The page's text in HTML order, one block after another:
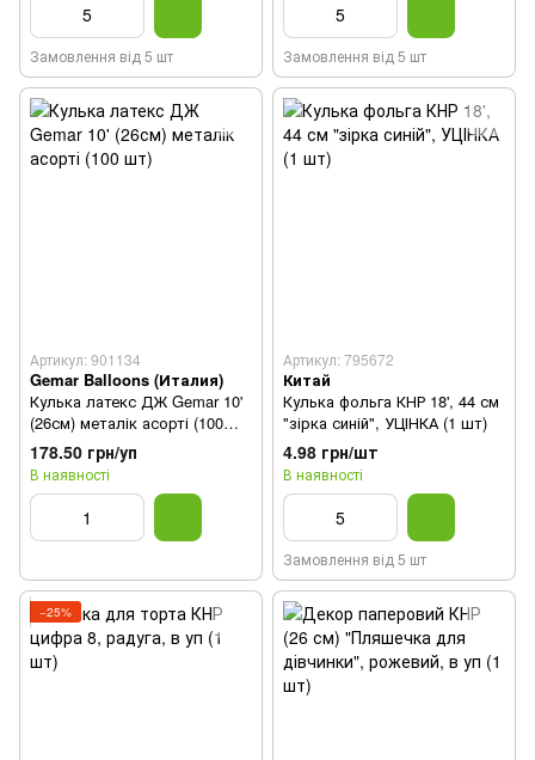
Замовлення від 5 шт Замовлення від 5 шт
Артикул: 901134
Gemar Balloons (Италия)
Кулька латекс ДЖ Gemar 10'
(26см) металік асорті (100
шт)
178.50 грн/уп
В наявності
Артикул: 795672
Китай
Кулька фольга КНР 18', 44 см
"зірка синій", УЦІНКА (1 шт)
4.98 грн/шт
В наявності
Замовлення від 5 шт
−25%